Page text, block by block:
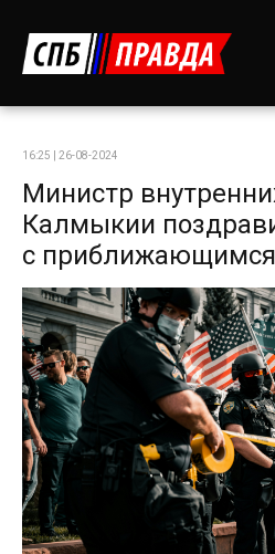
16:25 | 26-08-2024
Министр
Калмыкии
с